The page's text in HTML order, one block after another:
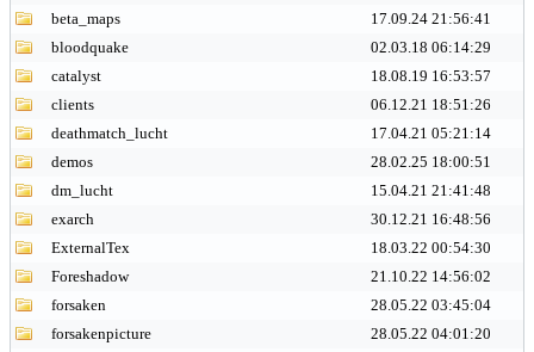
beta_maps
17.09.24 21:56:41
bloodquake
02.03.18 06:14:29
catalyst
18.08.19 16:53:57
clients
06.12.21 18:51:26
deathmatch_lucht
17.04.21 05:21:14
demos
28.02.25 18:00:51
dm_lucht
15.04.21 21:41:48
exarch
30.12.21 16:48:56
ExternalTex
18.03.22 00:54:30
Foreshadow
21.10.22 14:56:02
forsaken
28.05.22 03:45:04
forsakenpicture
28.05.22 04:01:20